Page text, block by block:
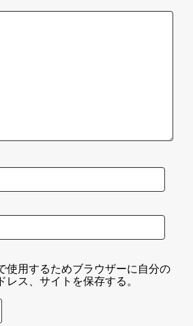
使用するためブラウザーに自分の
レス、サイトを保存する。